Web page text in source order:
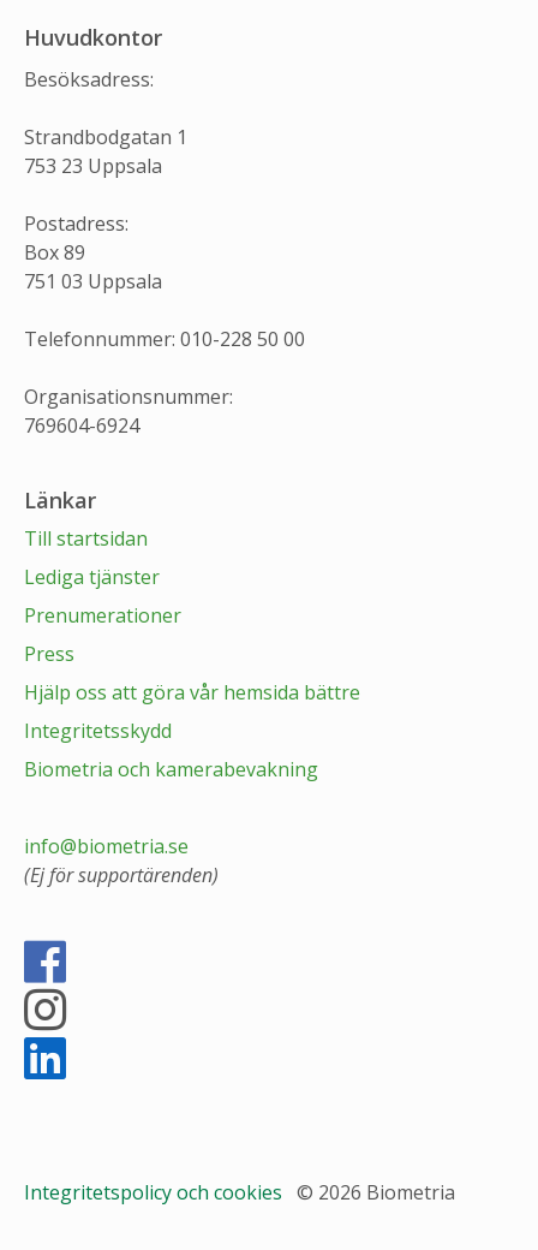
Huvudkontor
Besöksadress:
Strandbodgatan 1
753 23 Uppsala
Postadress:
Box 89
751 03 Uppsala
Telefonnummer: 010-228 50 00
Organisationsnummer:
769604-6924
Länkar
Till startsidan
Lediga tjänster
Prenumerationer
Press
Hjälp oss att göra vår hemsida bättre
Integritetsskydd
Biometria och kamerabevakning
info@biometria.se
(Ej för supportärenden)
Integritetspolicy och cookies © 2026 Biometria